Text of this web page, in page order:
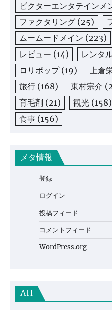
ビクターエンタテインメ
ファクタリング (25)
ムームードメイン (223)
レビュー (14) レンタ
ロリポップ(19) 上倉
旅行 (168) 東村宗介
育毛剤 (21) 観光 (158)
食事 (156)
メタ情報
登録
ログイン
投稿フィード
コメントフィード
WordPress.org
AH